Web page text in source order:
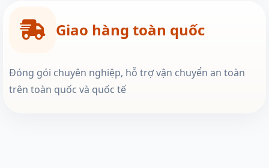
Giao hàng toàn quốc
Đóng gói chuyên nghiệp, hỗ trợ vận chuyển an toàn
trên toàn quốc và quốc tế